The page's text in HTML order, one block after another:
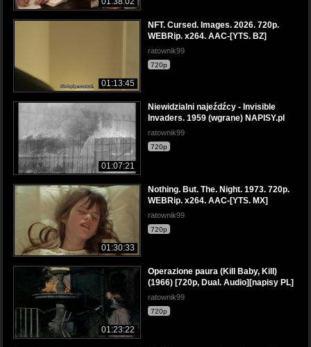
01:13:45
NFT. Cursed. Images. 2026. 720p.
WEBRip. x264. AAC-[YTS. BZ]
ratownik99
720p
01:07:21
Niewidzialni najeźdźcy - Invisible
Invaders. 1959 (wgrane) NAPISY.pl
ratownik99
720p
01:30:33
Nothing. But. The. Night. 1973. 720p.
WEBRip. x264. AAC-[YTS. MX]
ratownik99
720p
01:23:22
Operazione paura (Kill Baby, Kill)
(1966) [720p, Dual. Audio][napisy PL]
ratownik99
720p